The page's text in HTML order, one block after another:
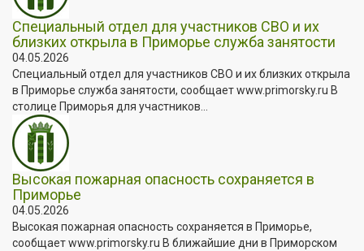
Специальный отдел для участников СВО и их
близких открыла в Приморье служба занятости
04.05.2026
Специальный отдел для участников СВО и их близких открыла
в Приморье служба занятости, сообщает www.primorsky.ru В
столице Приморья для участников...
Высокая пожарная опасность сохраняется в
Приморье
04.05.2026
Высокая пожарная опасность сохраняется в Приморье,
сообщает www.primorsky.ru В ближайшие дни в Приморском